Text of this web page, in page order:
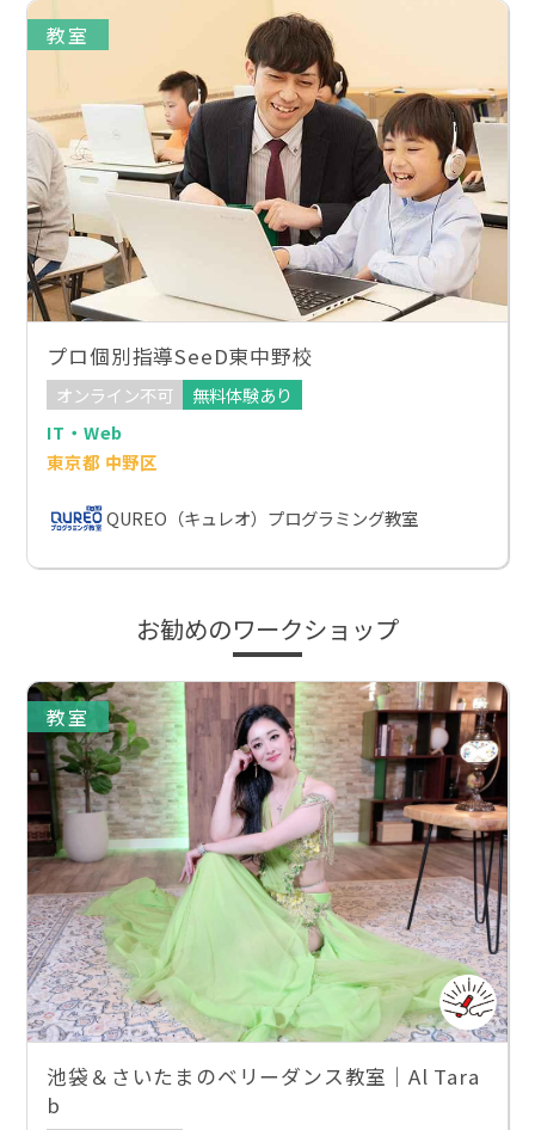
教室
プロ個別指導SeeD東中野校
オンライン不可
無料体験あり
IT・Web
東京都 中野区
QUREO（キュレオ）プログラミング教室
お勧めのワークショップ
教室
池袋＆さいたまのベリーダンス教室｜Al Tara
b